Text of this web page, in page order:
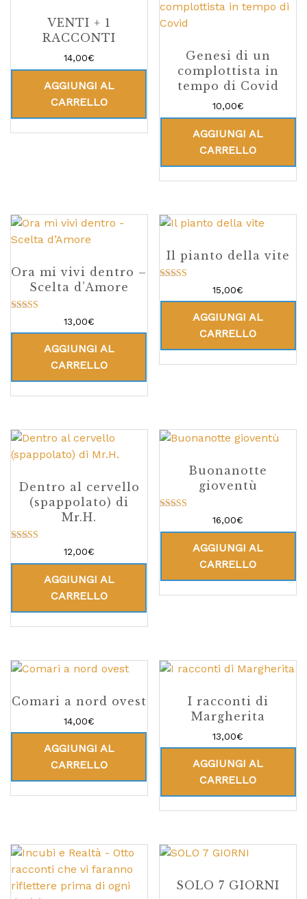
VENTI + 1
RACCONTI
14,00€
AGGIUNGI AL
CARRELLO
Genesi di un
complottista in
tempo di Covid
10,00€
AGGIUNGI AL
CARRELLO
Ora mi vivi dentro –
Scelta d’Amore
su 5
13,00€
AGGIUNGI AL
CARRELLO
Il pianto della vite
su 5
15,00€
AGGIUNGI AL
CARRELLO
Dentro al cervello
(spappolato) di
Mr.H.
su 5
12,00€
AGGIUNGI AL
CARRELLO
Buonanotte
gioventù
su 5
16,00€
AGGIUNGI AL
CARRELLO
Comari a nord ovest
14,00€
AGGIUNGI AL
CARRELLO
I racconti di
Margherita
13,00€
AGGIUNGI AL
CARRELLO
SOLO 7 GIORNI